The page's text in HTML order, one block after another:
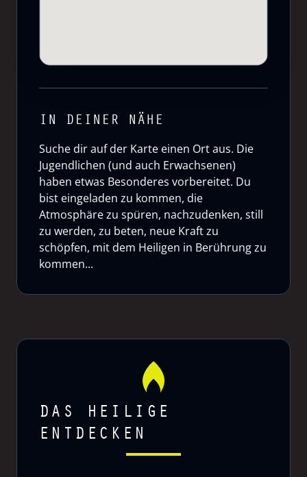
IN DEINER NÄHE
Suche dir auf der Karte einen Ort aus. Die
Jugendlichen (und auch Erwachsenen)
haben etwas Besonderes vorbereitet. Du
bist eingeladen zu kommen, die
Atmosphäre zu spüren, nachzudenken, still
zu werden, zu beten, neue Kraft zu
schöpfen, mit dem Heiligen in Berührung zu
kommen...
DAS HEILIGE
ENTDECKEN